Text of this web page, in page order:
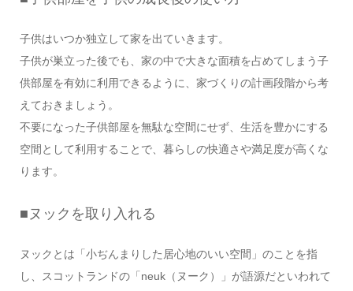
子供はいつか独立して家を出ていきます。
子供が巣立った後でも、家の中で大きな面積を占めてしまう子
供部屋を有効に利用できるように、家づくりの計画段階から考
えておきましょう。
不要になった子供部屋を無駄な空間にせず、生活を豊かにする
空間として利用することで、暮らしの快適さや満足度が高くな
ります。
■ヌックを取り入れる
ヌックとは「小ぢんまりした居心地のいい空間」のことを指
し、スコットランドの「neuk（ヌーク）」が語源だといわれて